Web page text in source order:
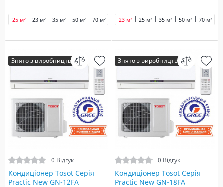
23 м²
25 м² 35 м² 50 м² 70 м² 23 м² 25 м² 35 м² 50 м² 70 м²
Знято з виробництва
0 Відгук
Кондиціонер Tosot Серія
Practic New GN-12FA
Знято з виробництва
0 Відгук
Кондиціонер Tosot Серія
Practic New GN-18FA